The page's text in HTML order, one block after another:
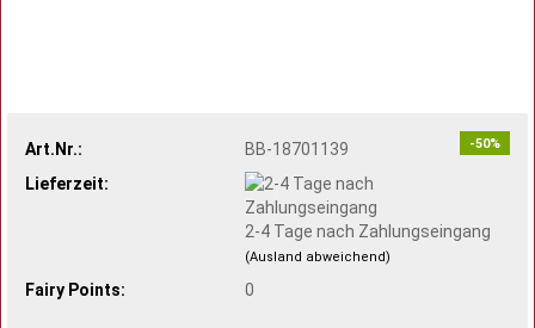
-50%
Art.Nr.:
BB-18701139
Lieferzeit:
2-4 Tage nach Zahlungseingang
(Ausland abweichend)
Fairy Points: 0